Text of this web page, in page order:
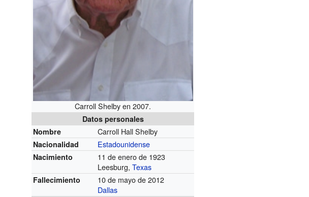
Carroll Shelby en 2007.
Datos personales
Nombre
Carroll Hall Shelby
Nacionalidad Estadounidense
Nacimiento
11 de enero de 1923
Leesburg,Texas
Fallecimiento
10 de mayo de 2012
Dallas